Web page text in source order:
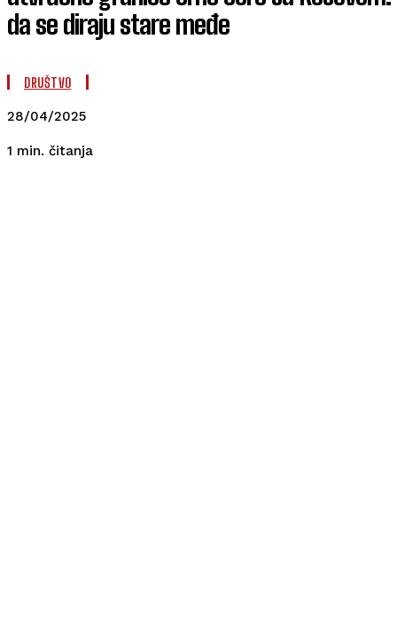
da se diraju stare međe
DRUŠTVO
28/04/2025
1 min. čitanja